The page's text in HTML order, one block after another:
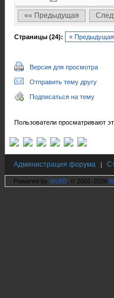
«« Предыдущая
Страницы (24): « Предыдущая
Версия для просмотра
Отправить тему другу
Подписаться на тему
Пользователи просматривают
Администрация форума |
Powered by MyBB , © 2001-2026